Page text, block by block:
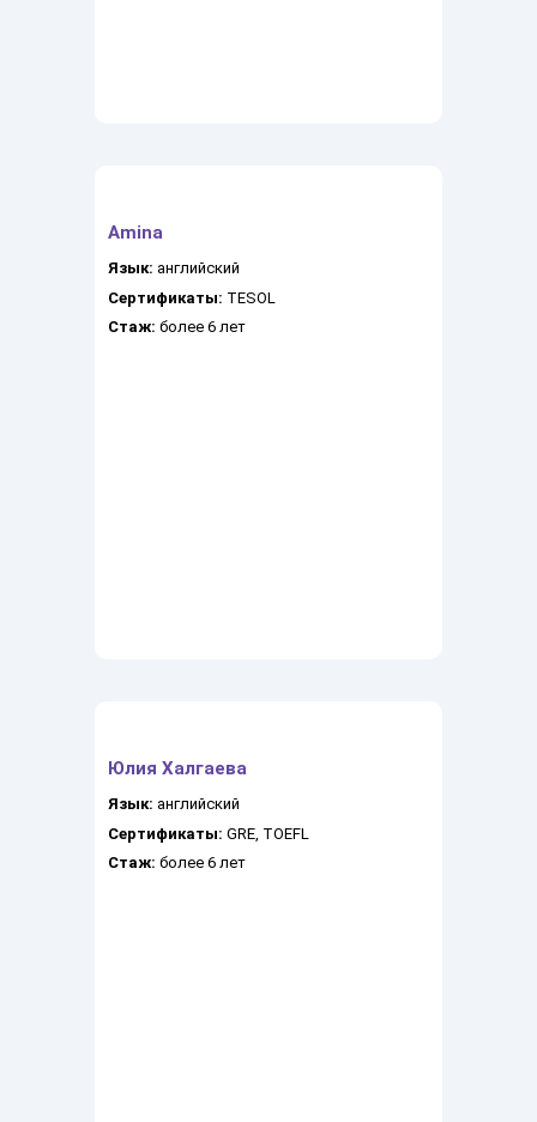
Amina
Язык: английский
Сертификаты: TESOL
Стаж: более 6 лет
Юлия Халгаева
Язык: английский
Сертификаты: GRE, TOEFL
Стаж: более 6 лет